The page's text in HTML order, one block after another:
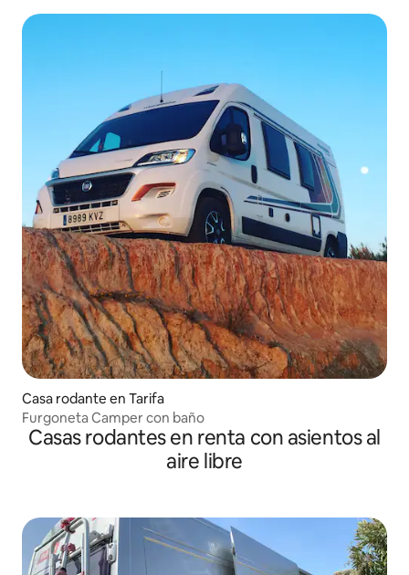
Casa rodante en Tarifa
Furgoneta Camper con baño
Casas rodantes en renta con asientos al
aire libre